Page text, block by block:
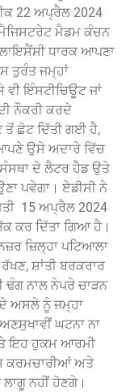
22 ਅਪ੍ਰੈਲ 2024
ਮੈਡਮ ਕੰਚਨ
ਧਾਰਕ ਆਪਣਾ
ਤੁਰੰਤ ਜਮ੍ਹਾਂ
ਵੀ ਇੰਸਟੀਚਿਊਟ ਜਾਂ
ਨੌਕਰੀ ਕਰਦੇ
ਛੋਟ ਦਿੱਤੀ ਗਈ ਹੈ,
ਉਸੇ ਅਦਾਰੇ ਵਿੱਚ
ਦੇ ਲੈਟਰ ਹੈਡ ਉਤੇ
ਪਵੇਗਾ। ਏਡੀਸੀ ਨੇ
15 ਅਪ੍ਰੈਲ 2024
ਕਰ ਦਿੱਤਾ ਗਿਆ ਹੈ।
ਜ਼ਿਲ੍ਹਾ ਪਟਿਆਲਾ
ਸ਼ਾਂਤੀ ਬਰਕਰਾਰ
ਨਾਲ ਨੇਪਰੇ ਚਾੜਨ
ਅਸਲੇ ਨੂੰ ਜਮ੍ਹਾ
ਘਟਨਾ ਨਾ
ਇਹ ਹੁਕਮ ਆਰਮੀ
ਕਰਮਚਾਰੀਆਂ ਅਤੇ
ਲਾਗੂ ਨਹੀਂ ਹੋਣਗੇ।